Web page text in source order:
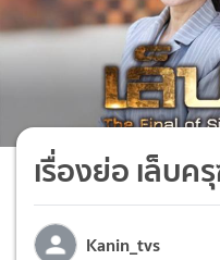
เรื่องย่อ เล็บค
Kanin_tvs